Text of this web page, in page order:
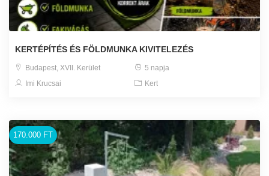
KERTÉPÍTÉS ÉS FÖLDMUNKA KIVITELEZÉS
Budapest, XVII. Kerület
5 napja
Imi Krucsai
Kert
170.000 FT